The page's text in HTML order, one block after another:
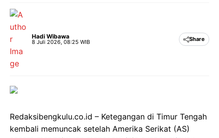
Hadi Wibawa
8 Juli 2026, 08:25 WIB Share
Redaksibengkulu.co.id – Ketegangan di Timur Tengah
kembali memuncak setelah Amerika Serikat (AS)